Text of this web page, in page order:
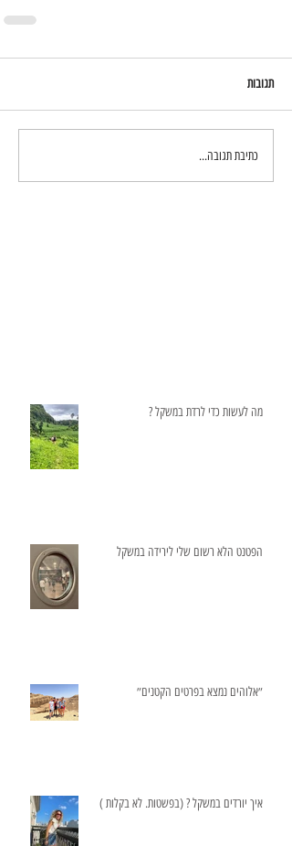
תגובות
כתיבת תגובה...
מה לעשות כדי לרדת במשקל ?
הפטנט הלא רשום שלי לירידה במשקל
״אלוהים נמצא בפרטים הקטנים״
איך יורדים במשקל ? (בפשטות. לא בקלות )